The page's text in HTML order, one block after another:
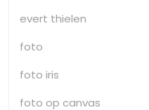
evert thielen
foto
foto iris
foto op canvas